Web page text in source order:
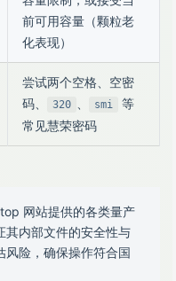
前可用容量（颗粒老
化表现）
尝试两个空格、空密
码、
320 smi
等
常见慧荣密码
网站提供的各类量产
其内部文件的安全性与
风险，确保操作符合国